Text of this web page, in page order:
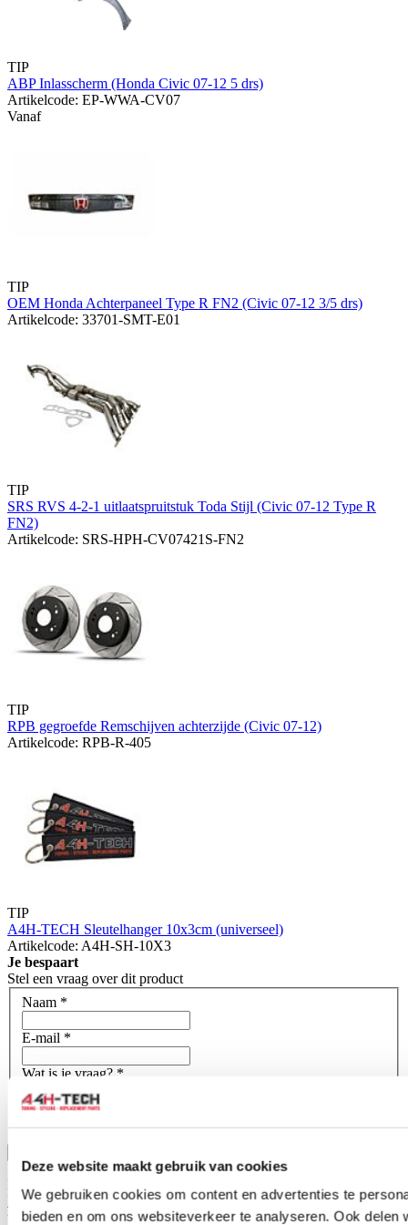
Deze website maakt gebruik van cookies
We gebruiken cookies om content en advertenties te
bieden en om ons websiteverkeer te analyseren. Ook
TIP
ABP Inlasscherm (Honda Civic 07-12 5 drs)
Artikelcode: EP-WWA-CV07
Vanaf
TIP
OEM Honda Achterpaneel Type R FN2 (Civic 07-12 3/5 drs)
Artikelcode: 33701-SMT-E01
TIP
SRS RVS 4-2-1 uitlaatspruitstuk Toda Stijl (Civic 07-12 Type R
FN2)
Artikelcode: SRS-HPH-CV07421S-FN2
TIP
RPB gegroefde Remschijven achterzijde (Civic 07-12)
Artikelcode: RPB-R-405
TIP
A4H-TECH Sleutelhanger 10x3cm (universeel)
Artikelcode: A4H-SH-10X3
Je bespaart
Stel een vraag over dit product
Naam *
E-mail *
Wat is je vraag? *
Dit formulier wordt beschermd door reCAPTCHA - het
Privacybeleid van GoogleenServicevoorwaardenzijn van
toepassing.